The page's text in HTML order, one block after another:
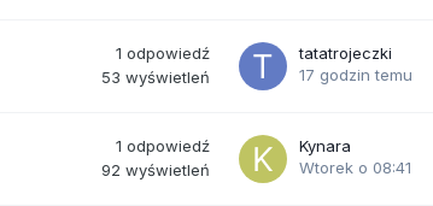
1 odpowiedź
53 wyświetleń
tatatrojeczki
17 godzin temu
1 odpowiedź
92 wyświetleń
Kynara
Wtorek o 08:41